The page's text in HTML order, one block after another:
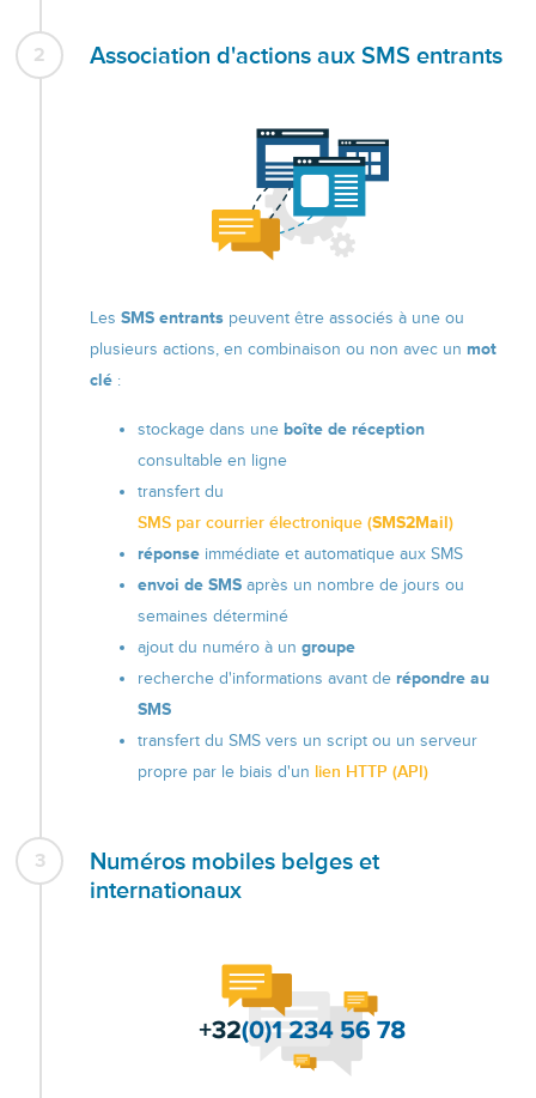
2 Association d'actions aux SMS entrants
Les SMS entrants peuvent être associés à une ou
plusieurs actions, en combinaison ou non avec un mot
clé :
stockage dans une boîte de réception
consultable en ligne
transfert du
SMS par courrier électronique (SMS2Mail)
réponse immédiate et automatique aux SMS
envoi de SMS après un nombre de jours ou
semaines déterminé
ajout du numéro à un groupe
recherche d'informations avant de répondre au
SMS
transfert du SMS vers un script ou un serveur
propre par le biais d'un lien HTTP (API)
3
Numéros mobiles belges et
internationaux